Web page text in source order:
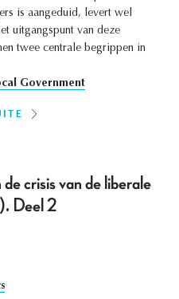
is aangeduid, levert wel
uitgangspunt van deze
twee centrale begrippen in
Government
crisis van de liberale
Deel 2